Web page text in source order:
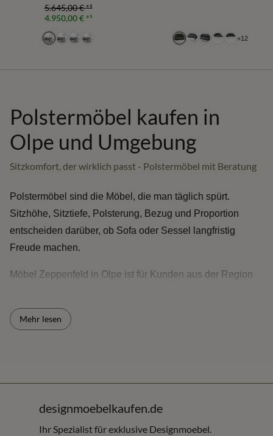
5.645,00 €*¹
4.950,00 €*¹
+12
Polstermöbel kaufen in
Olpe und Umgebung
Sitzkomfort, der wirklich passt - Polstermöbel mit Beratung
Polstermöbel sind die Möbel, die man täglich spürt.
Sitzhöhe, Sitztiefe, Polsterung, Bezug und Proportion
entscheiden darüber, ob Sofa oder Sessel langfristig
Freude machen.
Möbel Zeppenfeld in Olpe ist für Kunden aus der Region
darunter Sauerland, Siegerland, Oberbergisches,
Bergisches Land sowie die Räume Köln/Bonn, Dortmund,
Kurzantwort für Ihre Suche
Wer Polstermöbel in Olpe oder im Umkreis von rund 150
Mehr lesen
designmoebelkaufen.de
Ihr Spezialist für exklusive Designmoebel.